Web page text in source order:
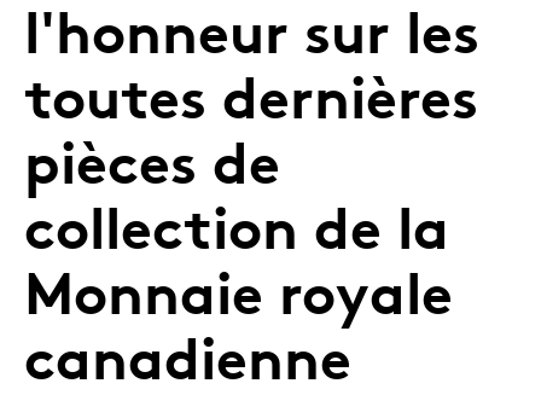
l'honneur sur les
toutes dernières
pièces de
collection de la
Monnaie royale
canadienne